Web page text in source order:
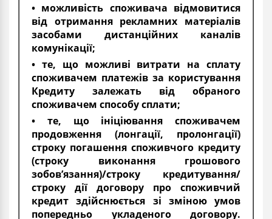
• можливість споживача відмовитися
від отримання рекламних матеріалів
засобами дистанційних каналів
комунікації;
• те, що можливі витрати на сплату
споживачем платежів за користування
Кредиту залежать від обраного
споживачем способу сплати;
• те, що ініціювання споживачем
продовження (лонгації, пролонгації)
строку погашення споживчого кредиту
(строку виконання грошового
зобов’язання)/строку кредитування/
строку дії договору про споживчий
кредит здійснюється зі зміною умов
попередньо укладеного договору.